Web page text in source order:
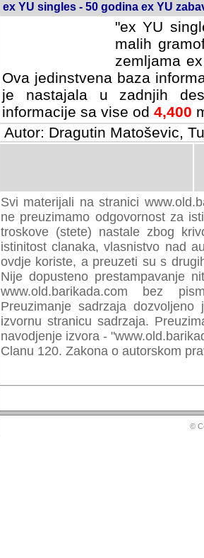
ex YU singles - 50 godina ex YU
"ex YU
malih
zemljama
Ova jedinstvena baza
je nastajala u zadnjih
informacije sa vise od 4,400
Autor: Dragutin Matoševic,
Svi materijali na stranici
preuzimamo odgovornost za
troskove (stete) nastale zbog
istinitost clanaka, vlasnistvo nad
ovdje koriste, a preuzeti su s
Nije dopusteno prestampavanje
www.old.barikada.com bez
Preuzimanje sadrzaja
izvornu stranicu sadrzaja.
navodjenje izvora -
Clanu 120. Zakona o autorskom
©